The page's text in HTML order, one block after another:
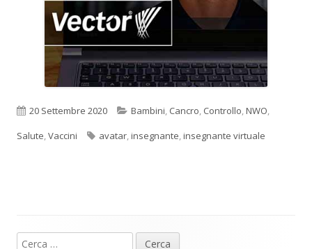
Pubblicato
20 Settembre 2020 Categorie
Bambini, Cancro, Controllo,NWO,
Salute,Vaccini Tag
avatar,insegnante,insegnante virtuale
Ricerca